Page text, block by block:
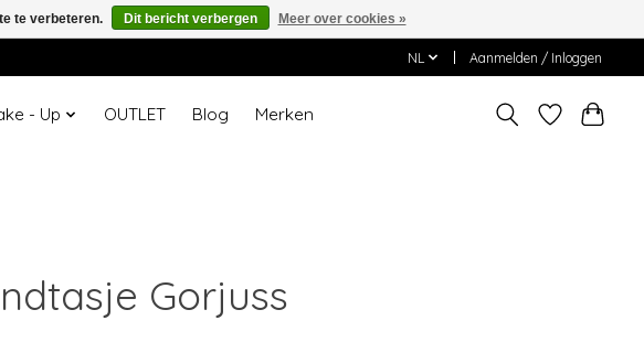
NL Aanmelden / Inloggen
- Up OUTLET Blog Merken
Gorjuss
te verbeteren. Dit bericht verbergen Meer over cookies »